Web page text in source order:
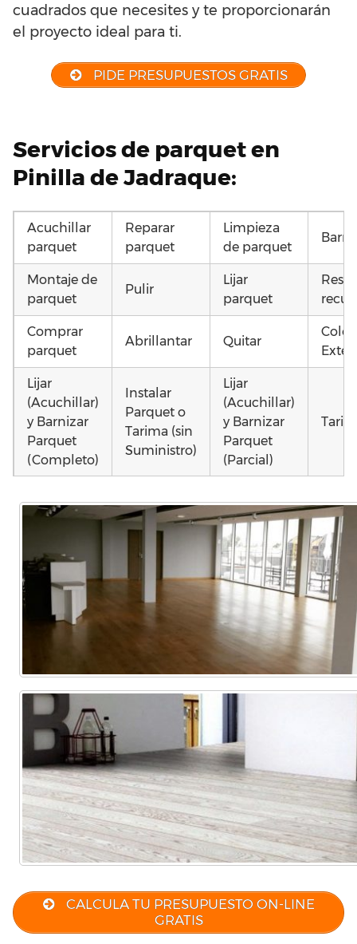
cuadrados que necesites y te proporcionarán
el proyecto ideal para ti.
PIDE PRESUPUESTOS GRATIS
Servicios de parquet en
Pinilla de Jadraque:
Acuchillar
parquet
Reparar
parquet
Limpieza
de parquet
Montaje de
parquet
Pulir
Lijar
parquet
Comprar
parquet
Abrillantar Quitar
Lijar
(Acuchillar)
y Barnizar
Parquet
(Completo)
Instalar
Parquet o
Tarima (sin
Suministro)
Lijar
(Acuchillar)
y Barnizar
Parquet
(Parcial)
parquet o
Local
Comercial
parquet o
Tarima
Vivienda
parquet o
Tarima
Vivienda
(Parcial)
Otros
CALCULA TU PRESUPUESTO ON-LINE
GRATIS